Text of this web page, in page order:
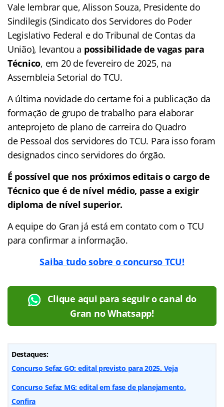
Vale lembrar que, Alisson Souza, Presidente do
Sindilegis (Sindicato dos Servidores do Poder
Legislativo Federal e do Tribunal de Contas da
União), levantou a possibilidade de vagas para
Técnico, em 20 de fevereiro de 2025, na
Assembleia Setorial do TCU.
A última novidade do certame foi a publicação da
formação de grupo de trabalho para elaborar
anteprojeto de plano de carreira do Quadro
de Pessoal dos servidores do TCU. Para isso foram
designados cinco servidores do órgão.
É possível que nos próximos editais o cargo de
Técnico que é de nível médio, passe a exigir
diploma de nível superior.
A equipe do Gran já está em contato com o TCU
para confirmar a informação.
Saiba tudo sobre o concurso TCU!
Clique aqui para seguir o canal do
Gran no Whatsapp!
Destaques:
Concurso Sefaz GO: edital previsto para 2025. Veja
Concurso Sefaz MG: edital em fase de planejamento.
Confira